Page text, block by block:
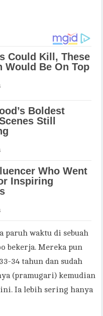
paruh waktu di sebuah
bekerja. Mereka pun
34 tahun dan sudah
(pramugari) kemudian
Ia lebih sering hanya